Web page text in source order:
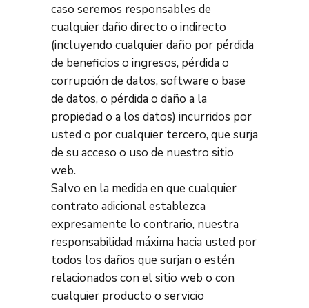
caso seremos responsables de
cualquier daño directo o indirecto
(incluyendo cualquier daño por pérdida
de beneficios o ingresos, pérdida o
corrupción de datos, software o base
de datos, o pérdida o daño a la
propiedad o a los datos) incurridos por
usted o por cualquier tercero, que surja
de su acceso o uso de nuestro sitio
web.
Salvo en la medida en que cualquier
contrato adicional establezca
expresamente lo contrario, nuestra
responsabilidad máxima hacia usted por
todos los daños que surjan o estén
relacionados con el sitio web o con
cualquier producto o servicio